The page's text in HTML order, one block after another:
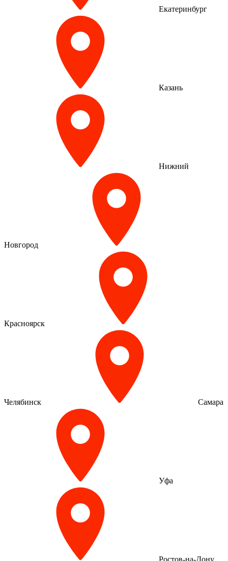
Екатеринбург
Казань
Нижний
Новгород
Красноярск
Челябинск Самара
Уфа
Ростов-на-Дону